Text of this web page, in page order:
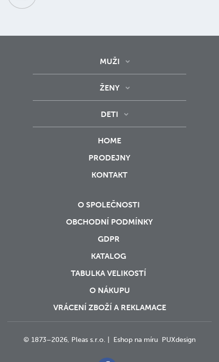
MUŽI
ŽENY
DETI
HOME
PRODEJNY
KONTAKT
O SPOLEČNOSTI
OBCHODNÍ PODMÍNKY
GDPR
KATALOG
TABULKA VELIKOSTÍ
O NÁKUPU
VRÁCENÍ ZBOŽÍ A REKLAMACE
© 1873–2026, Pleas s.r.o. | Eshop na míru PUXdesign